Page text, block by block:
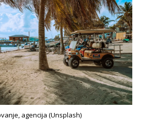
agencija (Unsplash)